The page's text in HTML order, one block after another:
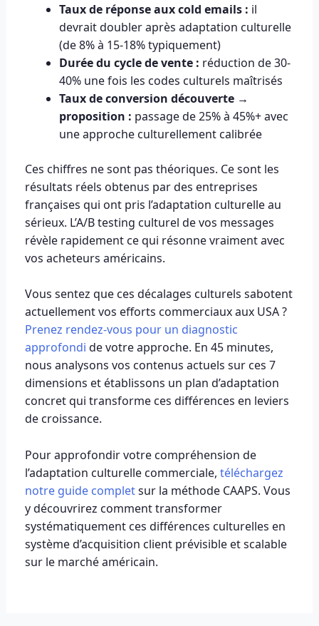
Taux de réponse aux cold emails : il
devrait doubler après adaptation culturelle
(de 8% à 15-18% typiquement)
Durée du cycle de vente : réduction de 30-
40% une fois les codes culturels maîtrisés
Taux de conversion découverte →
proposition : passage de 25% à 45%+ avec
une approche culturellement calibrée
Ces chiffres ne sont pas théoriques. Ce sont les
résultats réels obtenus par des entreprises
françaises qui ont pris l’adaptation culturelle au
sérieux. L’A/B testing culturel de vos messages
révèle rapidement ce qui résonne vraiment avec
vos acheteurs américains.
Vous sentez que ces décalages culturels sabotent
actuellement vos efforts commerciaux aux USA ?
Prenez rendez-vous pour un diagnostic
approfondi de votre approche. En 45 minutes,
nous analysons vos contenus actuels sur ces 7
dimensions et établissons un plan d’adaptation
concret qui transforme ces différences en leviers
de croissance.
Pour approfondir votre compréhension de
l’adaptation culturelle commerciale, téléchargez
notre guide completsur la méthode CAAPS. Vous
y découvrirez comment transformer
systématiquement ces différences culturelles en
système d’acquisition client prévisible et scalable
sur le marché américain.